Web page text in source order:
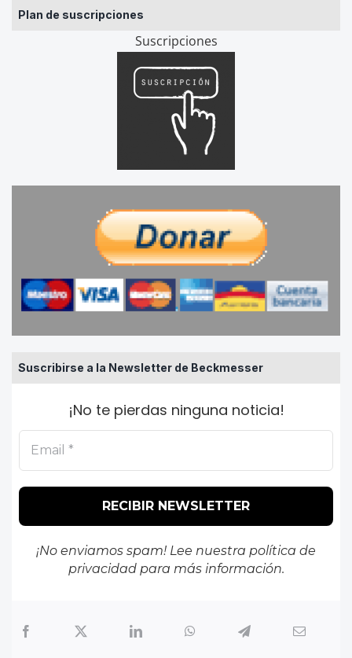
Plan de suscripciones
Suscripciones
Suscribirse a la Newsletter de Beckmesser
¡No te pierdas ninguna noticia!
¡No enviamos spam! Lee nuestra política de
privacidadpara más información.